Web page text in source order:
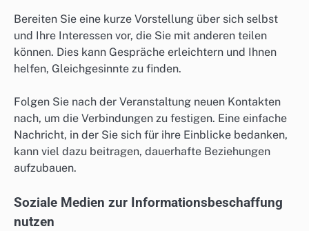
Bereiten Sie eine kurze Vorstellung über sich selbst
und Ihre Interessen vor, die Sie mit anderen teilen
können. Dies kann Gespräche erleichtern und Ihnen
helfen, Gleichgesinnte zu finden.
Folgen Sie nach der Veranstaltung neuen Kontakten
nach, um die Verbindungen zu festigen. Eine einfache
Nachricht, in der Sie sich für ihre Einblicke bedanken,
kann viel dazu beitragen, dauerhafte Beziehungen
aufzubauen.
Soziale Medien zur Informationsbeschaffung
nutzen